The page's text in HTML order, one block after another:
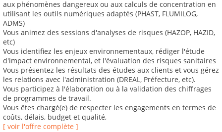
aux phénomènes dangereux ou aux calculs de concentration en
utilisant les outils numériques adaptés (PHAST, FLUMILOG,
ADMS)
Vous animez des sessions d'analyses de risques (HAZOP, HAZID,
etc)
Vous identifiez les enjeux environnementaux, rédiger l'étude
d'impact environnemental, et l'évaluation des risques sanitaires
Vous présentez les résultats des études aux clients et vous gérez
les relations avec l'administration (DREAL, Préfecture, etc).
Vous participez à l'élaboration ou à la validation des chiffrages
de programmes de travail.
Vous êtes chargé(e) de respecter les engagements en termes de
coûts, délais, budget et qualité,
[ voir l'offre complète ]